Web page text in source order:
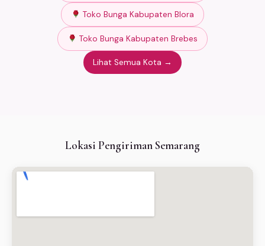
Toko Bunga Kabupaten Blora
Toko Bunga Kabupaten Brebes
Lihat Semua Kota →
Lokasi Pengiriman Semarang